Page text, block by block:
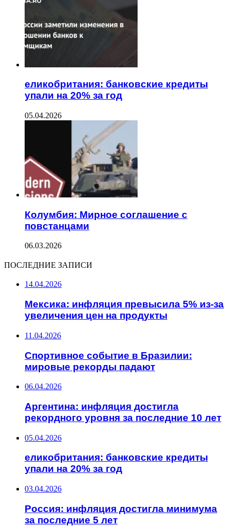
еликобритания: банковские кредиты
упали на 20% за год
05.04.2026
Колумбия: Мирное соглашение с
повстанцами
06.03.2026
ПОСЛЕДНИЕ ЗАПИСИ
14.04.2026
Мексика: инфляция превысила 5% из-за
увеличения цен на продукты
11.04.2026
Спортивное событие в Бразилии:
мировые рекорды падают
06.04.2026
Аргентина: инфляция достигла
рекордного уровня за последние 10 лет
05.04.2026
еликобритания: банковские кредиты
упали на 20% за год
03.04.2026
Россия: инфляция достигла минимума
за последние 5 лет